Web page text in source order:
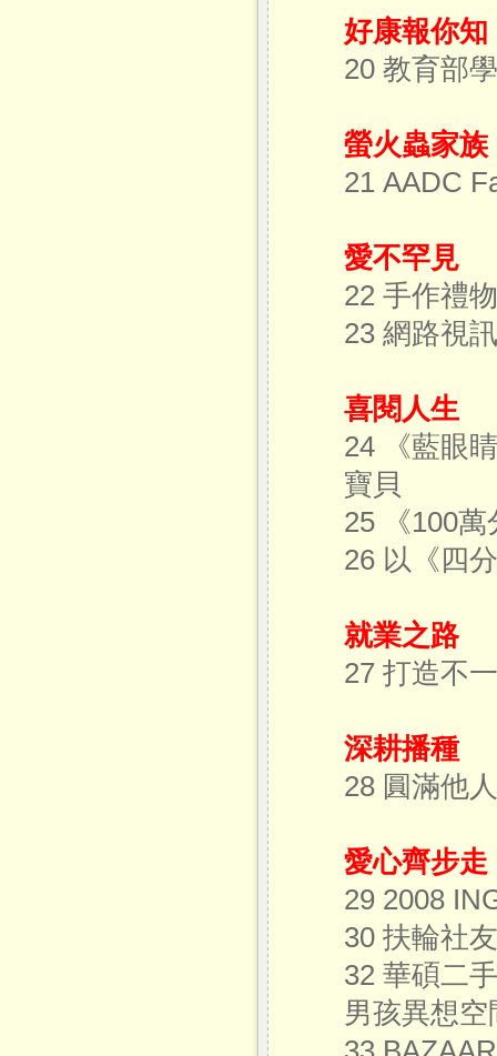
好康報你知
20 教育部
螢火蟲家族
21 AADC
愛不罕見
22 手作禮
23 網路視
喜閱人生
24 《藍眼
寶貝
25 《100
26 以《四
就業之路
27 打造不
深耕播種
28 圓滿他
愛心齊步走
29 2008
30 扶輪社
32 華碩二
男孩異想空